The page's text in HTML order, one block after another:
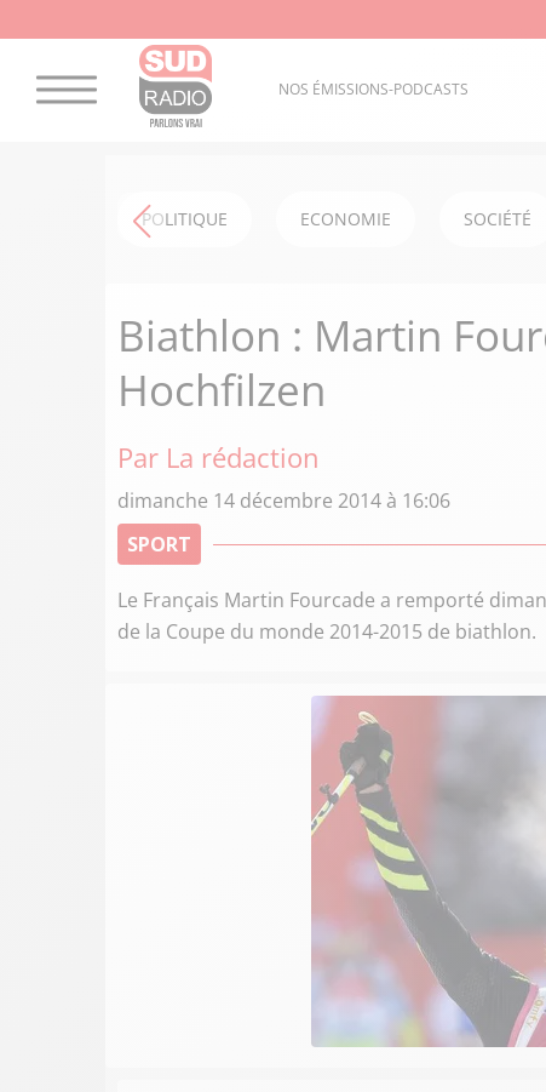
NOS ÉMISSIONS-PODCASTS
POLITIQUE ECONOMIE SOCIÉTÉ
Biathlon : Martin
Hochfilzen
Par La rédaction
dimanche 14 décembre 2014 à 16:06
SPORT
Le Français Martin Fourcade a remporté
de la Coupe du monde 2014-2015 de biathlon.